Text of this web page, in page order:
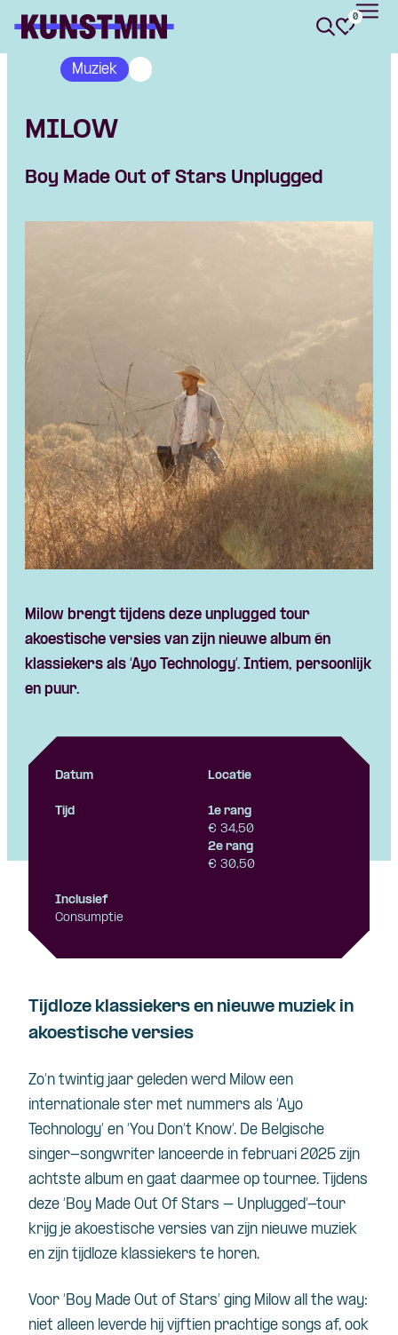
0
Muziek
MILOW
Boy Made Out of Stars Unplugged
Milow brengt tijdens deze unplugged tour
akoestische versies van zijn nieuwe album én
klassiekers als ‘Ayo Technology’. Intiem, persoonlijk
en puur.
Datum Locatie
Tijd
1e rang
€ 34,50
2e rang
€ 30,50
Inclusief
Consumptie
Tijdloze klassiekers en nieuwe muziek in
akoestische versies
Zo’n twintig jaar geleden werd Milow een
internationale ster met nummers als ‘Ayo
Technology’ en ‘You Don’t Know’. De Belgische
singer-songwriter lanceerde in februari 2025 zijn
achtste album en gaat daarmee op tournee. Tijdens
deze ‘Boy Made Out Of Stars – Unplugged’-tour
krijg je akoestische versies van zijn nieuwe muziek
en zijn tijdloze klassiekers te horen.
Voor ‘Boy Made Out of Stars’ ging Milow all the way:
niet alleen leverde hij vijftien prachtige songs af, ook